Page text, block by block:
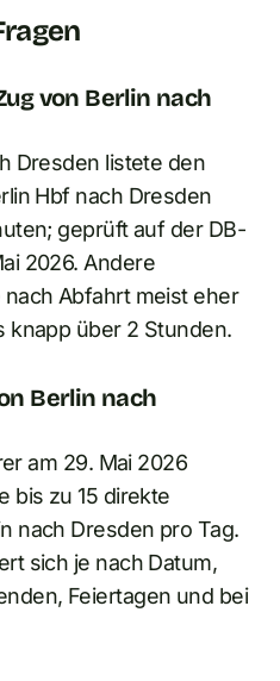
von Berlin nach
Dresden listete den
Hbf nach Dresden
geprüft auf der DB-
2026. Andere
Abfahrt meist eher
knapp über 2 Stunden.
Berlin nach
am 29. Mai 2026
bis zu 15 direkte
nach Dresden pro Tag.
sich je nach Datum,
Feiertagen und bei